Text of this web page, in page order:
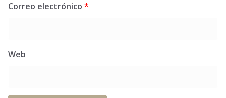
Correo electrónico *
Web